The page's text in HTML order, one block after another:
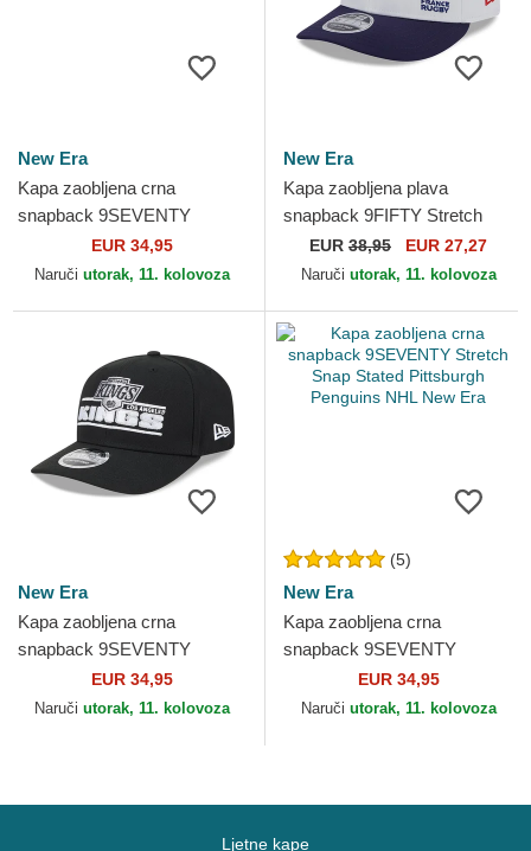
New Era
Kapa zaobljena crna
snapback 9SEVENTY
Stretch Snap Stated Boston
Bruins NHL New Era
EUR 34,95
Naruči utorak, 11. kolovoza
New Era
Kapa zaobljena plava
snapback 9FIFTY Stretch
Snap Flawless French Rugby
Federation FFR New Era
EUR 38,95 EUR 27,27
Naruči utorak, 11. kolovoza
New Era
Kapa zaobljena crna
snapback 9SEVENTY
Stretch Snap Stated Los
Angeles Kings NHL New Era
EUR 34,95
Naruči utorak, 11. kolovoza
(5)
New Era
Kapa zaobljena crna
snapback 9SEVENTY
Stretch Snap Stated
Pittsburgh Penguins NHL
EUR 34,95
Naruči utorak, 11. kolovoza
Ljetne kape